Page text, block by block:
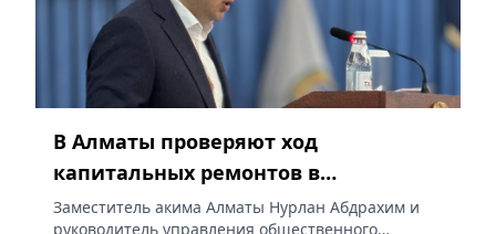
В Алматы проверяют ход
капитальных ремонтов в
медорганизациях
Заместитель акима Алматы Нурлан Абдрахим и
руководитель управления общественного